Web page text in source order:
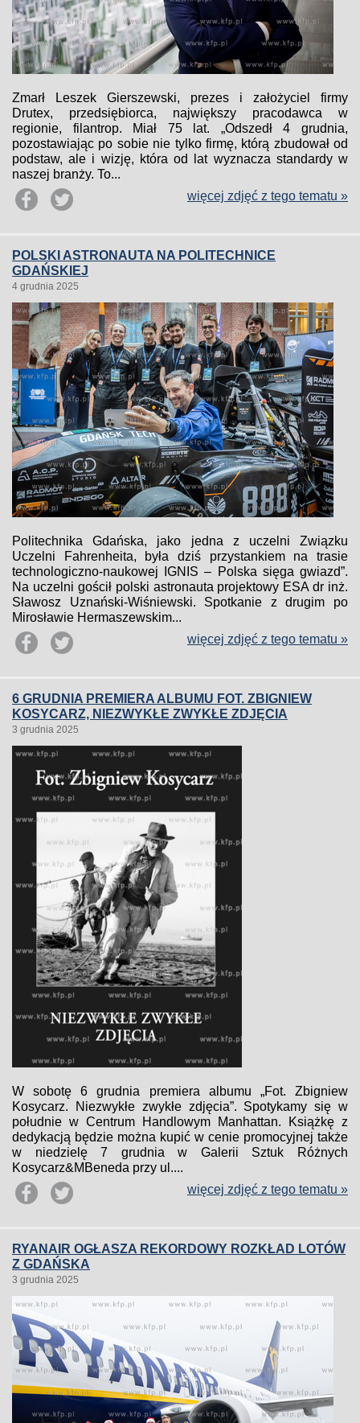
Zmarł Leszek Gierszewski, prezes i założyciel firmy
Drutex, przedsiębiorca, największy pracodawca w
regionie, filantrop. Miał 75 lat. „Odszedł 4 grudnia,
pozostawiając po sobie nie tylko firmę, którą zbudował od
podstaw, ale i wizję, która od lat wyznacza standardy w
naszej branży. To...
więcej zdjęć z tego tematu »
POLSKI ASTRONAUTA NA POLITECHNICE
GDAŃSKIEJ
4 grudnia 2025
Politechnika Gdańska, jako jedna z uczelni Związku
Uczelni Fahrenheita, była dziś przystankiem na trasie
technologiczno-naukowej IGNIS – Polska sięga gwiazd”.
Na uczelni gościł polski astronauta projektowy ESA dr inż.
Sławosz Uznański-Wiśniewski. Spotkanie z drugim po
Mirosławie Hermaszewskim...
więcej zdjęć z tego tematu »
6 GRUDNIA PREMIERA ALBUMU FOT. ZBIGNIEW
KOSYCARZ, NIEZWYKŁE ZWYKŁE ZDJĘCIA
3 grudnia 2025
W sobotę 6 grudnia premiera albumu „Fot. Zbigniew
Kosycarz. Niezwykłe zwykłe zdjęcia”. Spotykamy się w
południe w Centrum Handlowym Manhattan. Książkę z
dedykacją będzie można kupić w cenie promocyjnej także
w niedzielę 7 grudnia w Galerii Sztuk Różnych
Kosycarz&MBeneda przy ul....
więcej zdjęć z tego tematu »
RYANAIR OGŁASZA REKORDOWY ROZKŁAD LOTÓW
Z GDAŃSKA
3 grudnia 2025